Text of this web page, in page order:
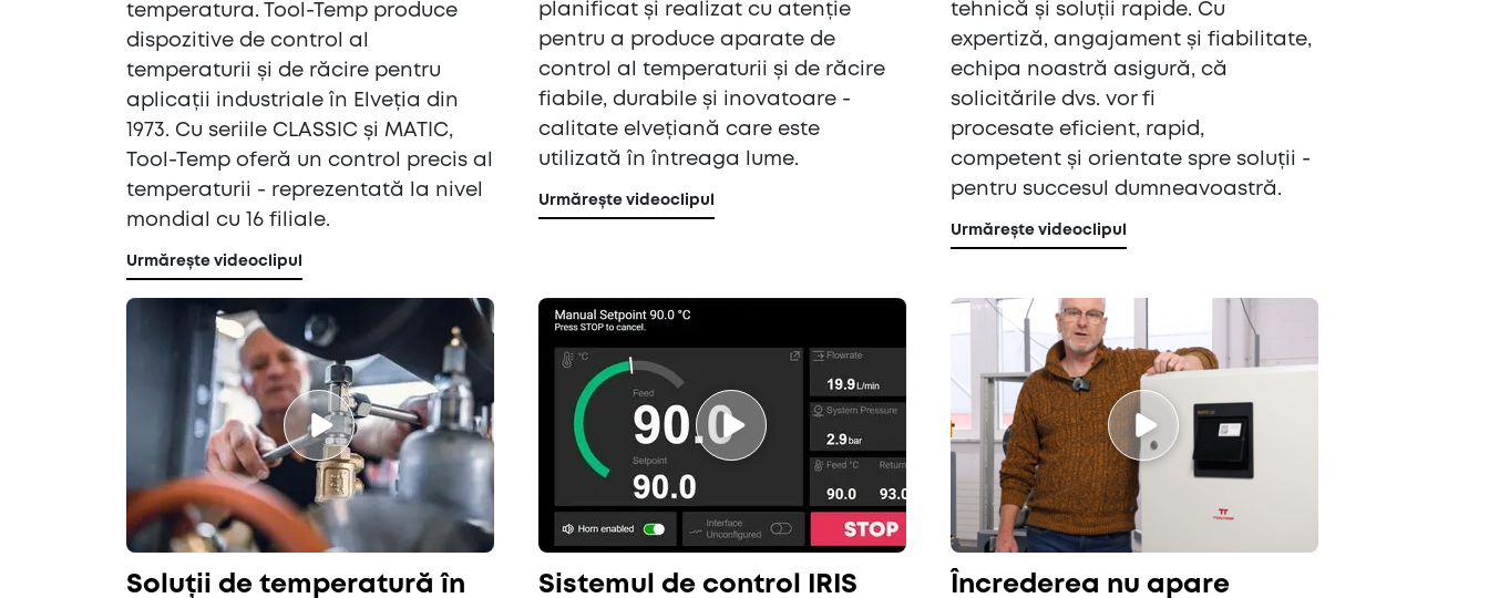
temperatura. Tool-Temp produce
dispozitive de control al
temperaturii și de răcire pentru
aplicații industriale în Elveția din
1973. Cu seriile CLASSIC și MATIC,
Tool-Temp oferă un control precis al
temperaturii - reprezentată la nivel
mondial cu 16 filiale.
Urmărește videoclipul
planificat și realizat cu atenție
pentru a produce aparate de
control al temperaturii și de răcire
fiabile, durabile și inovatoare -
calitate elvețiană care este
utilizată în întreaga lume.
Urmărește videoclipul
tehnică și soluții rapide. Cu
expertiză, angajament și fiabilitate,
echipa noastră asigură, că
solicitările dvs. vor fi
procesate eficient, rapid,
competent și orientate spre soluții -
pentru succesul dumneavoastră.
Urmărește videoclipul
Soluții de temperatură în
Sistemul de control IRIS
Încrederea nu apare